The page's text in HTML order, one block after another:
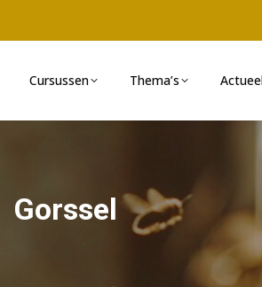
Cursussen Thema’s
Gorssel